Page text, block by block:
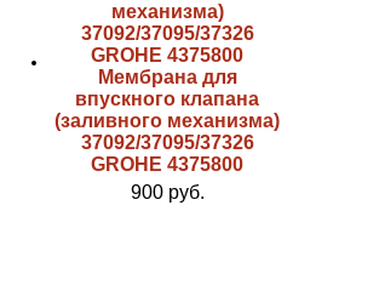
Мембрана для
впускного клапана
(заливного механизма)
37092/37095/37326
GROHE 4375800
900 руб.